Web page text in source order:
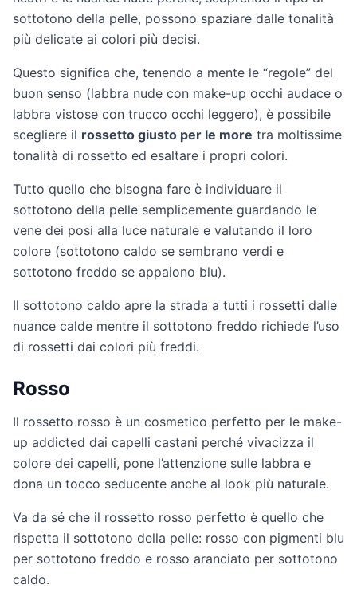
sottotono della pelle, possono spaziare dalle tonalità
più delicate ai colori più decisi.
Questo significa che, tenendo a mente le “regole” del
buon senso (labbra nude con make-up occhi audace o
labbra vistose con trucco occhi leggero), è possibile
scegliere il rossetto giusto per le more tra moltissime
tonalità di rossetto ed esaltare i propri colori.
Tutto quello che bisogna fare è individuare il
sottotono della pelle semplicemente guardando le
vene dei posi alla luce naturale e valutando il loro
colore (sottotono caldo se sembrano verdi e
sottotono freddo se appaiono blu).
Il sottotono caldo apre la strada a tutti i rossetti dalle
nuance calde mentre il sottotono freddo richiede l’uso
di rossetti dai colori più freddi.
Rosso
Il rossetto rosso è un cosmetico perfetto per le make-
up addicted dai capelli castani perché vivacizza il
colore dei capelli, pone l’attenzione sulle labbra e
dona un tocco seducente anche al look più naturale.
Va da sé che il rossetto rosso perfetto è quello che
rispetta il sottotono della pelle: rosso con pigmenti blu
per sottotono freddo e rosso aranciato per sottotono
caldo.